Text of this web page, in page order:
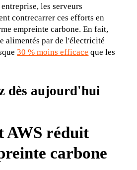
les serveurs
contrecarrer ces efforts en
empreinte carbone. En fait,
alimentés par de l'électricité
30 % moins efficace que les
dès aujourd'hui
AWS réduit
carbone